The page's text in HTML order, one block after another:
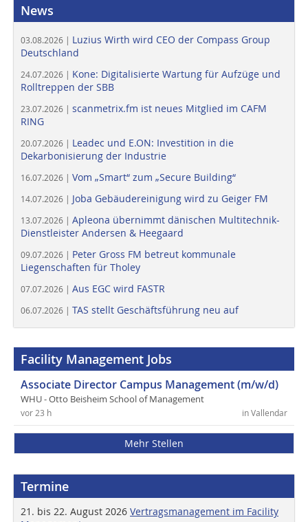
News
03.08.2026 | Luzius Wirth wird CEO der Compass Group
Deutschland
24.07.2026 | Kone: Digitalisierte Wartung für Aufzüge und
Rolltreppen der SBB
23.07.2026 | scanmetrix.fm ist neues Mitglied im CAFM
RING
20.07.2026 | Leadec und E.ON: Investition in die
Dekarbonisierung der Industrie
16.07.2026 | Vom „Smart“ zum „Secure Building“
14.07.2026 | Joba Gebäudereinigung wird zu Geiger FM
13.07.2026 | Apleona übernimmt dänischen Multitechnik-
Dienstleister Andersen & Heegaard
09.07.2026 | Peter Gross FM betreut kommunale
Liegenschaften für Tholey
07.07.2026 | Aus EGC wird FASTR
06.07.2026 | TAS stellt Geschäftsführung neu auf
Facility Management Jobs
Associate Director Campus Management (m/w/d)
WHU - Otto Beisheim School of Management
in Vallendar
vor 23 h
Mehr Stellen
Termine
21. bis 22. August 2026 Vertragsmanagement im Facility